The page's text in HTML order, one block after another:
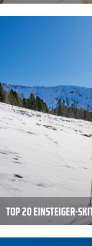
TOP 20 EINSTEIGER-